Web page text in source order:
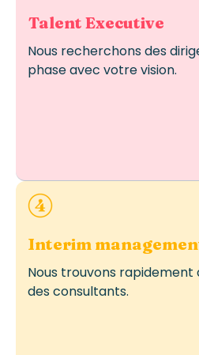
Talent Executive
Nous recherchons des
phase avec votre vision.
Interim
Nous trouvons
des consultants.
Idéal pour des besoins